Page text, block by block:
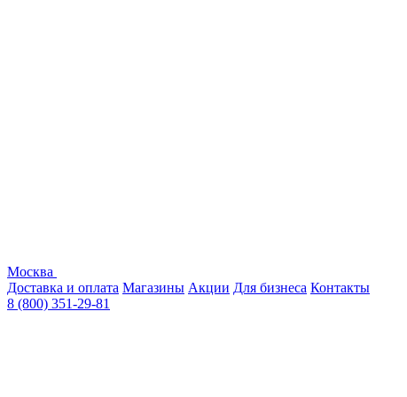
Москва
Доставка и оплата Магазины Акции Для бизнеса Контакты
8 (800) 351-29-81